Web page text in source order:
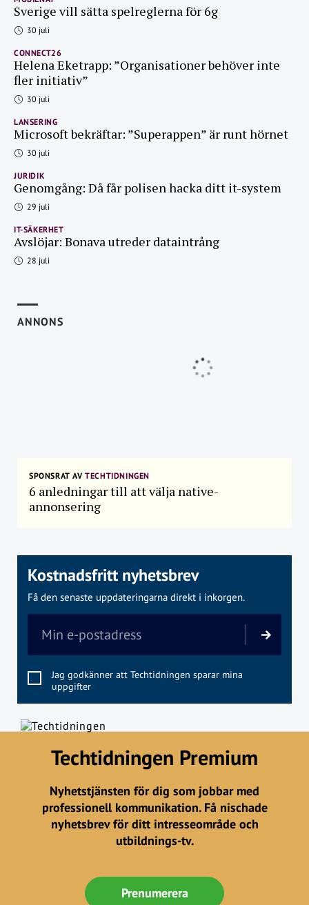
Sverige vill sätta spelreglerna för 6g
30 juli
CONNECT26
Helena Eketrapp: ”Organisationer behöver inte
fler initiativ”
30 juli
LANSERING
Microsoft bekräftar: ”Superappen” är runt hörnet
30 juli
JURIDIK
Genomgång: Då får polisen hacka ditt it-system
29 juli
IT-SÄKERHET
Avslöjar: Bonava utreder dataintrång
28 juli
ANNONS
SPONSRAT AVTECHTIDNINGEN
6 anledningar till att välja native-
annonsering
Kostnadsfritt nyhetsbrev
Få den senaste uppdateringarna direkt i inkorgen.
Jag godkänner att Techtidningen sparar mina
uppgifter
Techtidningen Premium
Nyhetstjänsten för dig som jobbar med
professionell kommunikation. Få nischade
nyhetsbrev för ditt intresseområde och
utbildnings-tv.
Prenumerera